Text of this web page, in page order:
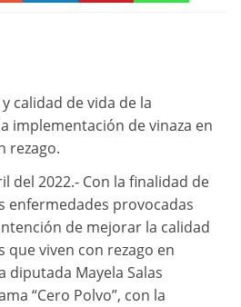
calidad de vida de la
implementación de vinaza en
rezago.
del 2022.- Con la finalidad de
enfermedades provocadas
de mejorar la calidad
que viven con rezago en
diputada Mayela Salas
“Cero Polvo”, con la